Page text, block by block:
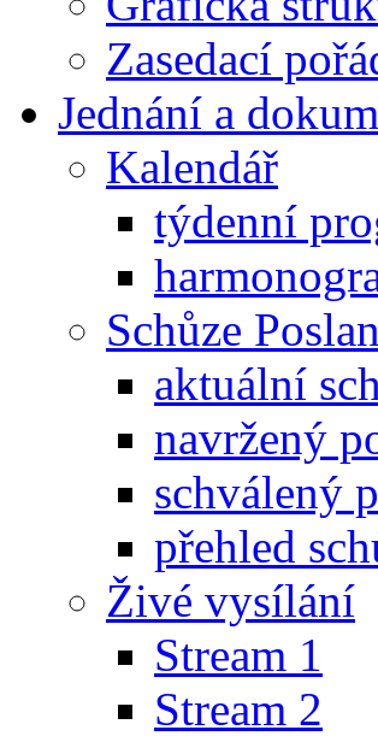
Zasedací
Jednání a
Kalendář
týdenní
Schůze
aktuální
navržený
schválený
přehled
Živé vysílání
Stream 1
Stream 2